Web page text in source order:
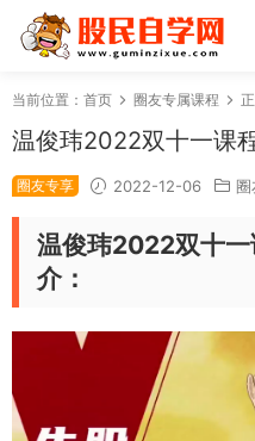
当前位置： 首页 圈友专属课程
温俊玮2022双十一课
圈友专享 2022-12-06
温俊玮2022双十
介：